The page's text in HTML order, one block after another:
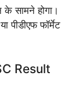
सामने होगा।
फॉर्मेट
Result